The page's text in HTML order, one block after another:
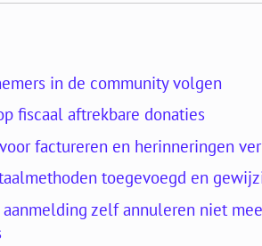
in de community volgen
fiscaal aftrekbare donaties
factureren en herinneringen
toegevoegd en
zelf annuleren niet